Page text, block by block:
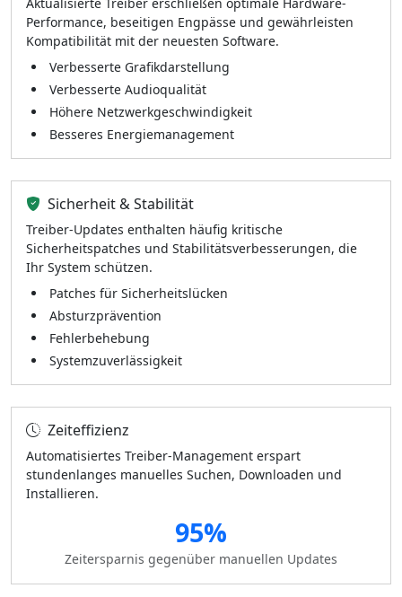
Performance, beseitigen Engpässe und gewährleisten
Kompatibilität mit der neuesten Software.
Verbesserte Grafikdarstellung
Verbesserte Audioqualität
Höhere Netzwerkgeschwindigkeit
Besseres Energiemanagement
Sicherheit & Stabilität
Treiber-Updates enthalten häufig kritische
Sicherheitspatches und Stabilitätsverbesserungen, die
Ihr System schützen.
Patches für Sicherheitslücken
Absturzprävention
Fehlerbehebung
Systemzuverlässigkeit
Zeiteffizienz
Automatisiertes Treiber-Management erspart
stundenlanges manuelles Suchen, Downloaden und
Installieren.
95%
Zeitersparnis gegenüber manuellen Updates